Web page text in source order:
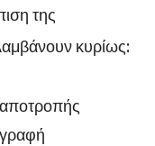
της
κυρίως: